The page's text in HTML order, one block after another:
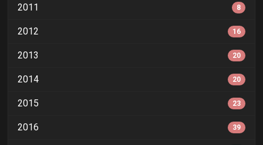
2011 8
2012 16
2013 20
2014 20
2015 23
2016 39